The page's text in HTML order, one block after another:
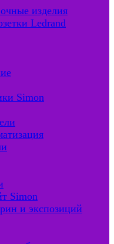
изделия
Ledrand
Simon
Simon
и экспозиций